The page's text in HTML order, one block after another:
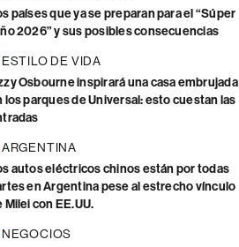
países que ya se preparan para el “Súper
2026” y sus posibles consecuencias
ESTILO DE VIDA
Osbourne inspirará una casa embrujada
los parques de Universal: esto cuestan las
ARGENTINA
autos eléctricos chinos están por todas
en Argentina pese al estrecho vínculo
Milei con EE.UU.
NEGOCIOS